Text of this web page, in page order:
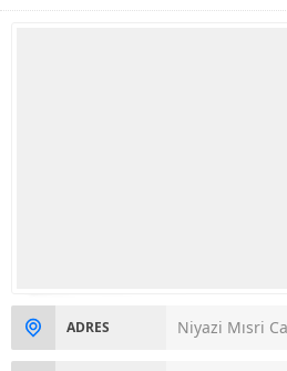
ADRES Niyazi Mısri